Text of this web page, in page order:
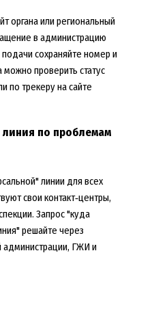
органа или региональный
в администрацию
сохраняйте номер и
можно проверить статус
по трекеру на сайте
линия по проблемам
линии для всех
свои контакт‑центры,
Запрос "куда
" решайте через
ГЖИ и